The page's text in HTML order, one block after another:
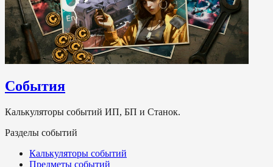
События
Калькуляторы событий ИП, БП и Станок.
Разделы событий
Калькуляторы событий
Предметы событий